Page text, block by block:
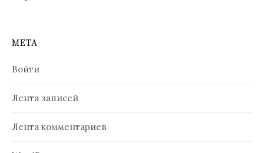
МЕТА
Войти
Лента записей
Лента комментариев